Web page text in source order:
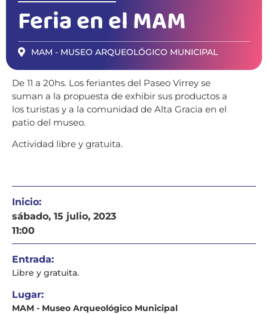
Feria en el MAM
MAM - MUSEO ARQUEOLÓGICO MUNICIPAL
De 11 a 20hs. Los feriantes del Paseo Virrey se
suman a la propuesta de exhibir sus productos a
los turistas y a la comunidad de Alta Gracia en el
patio del museo.
Actividad libre y gratuita.
Inicio:
sábado, 15 julio, 2023
11:00
Entrada:
Libre y gratuita.
Lugar:
MAM - Museo Arqueológico Municipal